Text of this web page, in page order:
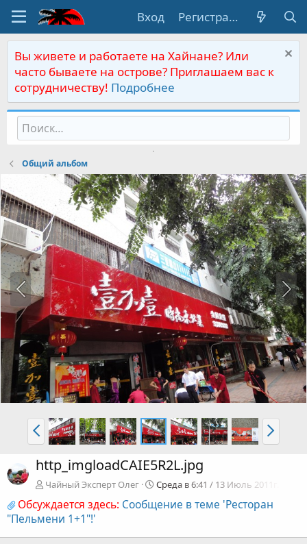
Вход Регистрация
Вы живете и работаете на Хайнане? Или
часто бываете на острове? Приглашаем вас к
сотрудничеству! Подробнее
Общий альбом
http_imgloadCAIE5R2L.jpg
Чайный Эксперт Олег Среда в 6:41 / 13 Июль 2011г.
Обсуждается здесь: Сообщение в теме 'Ресторан
"Пельмени 1+1"!'